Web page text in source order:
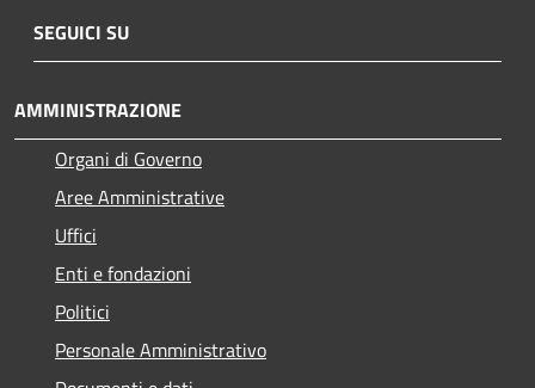
SEGUICI SU
AMMINISTRAZIONE
Organi di Governo
Aree Amministrative
Uffici
Enti e fondazioni
Politici
Personale Amministrativo